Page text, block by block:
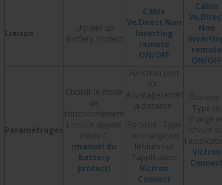
Liaison
Utiliser un
Battery Protect
Câble
Ve.Direct Non
Inverting
remote
ON/OFF
Câble
Non
remote
ON/OFF
Paramétrages
Choisir le mode
de
fonctionnement
Lithium appelé
mode C
(manuel du
battery
protect)
Fonction port
RX :
Allumage/Arrêt
à distance
Batterie : Type
de charge en
lithium sur
l'application
Victron
Connect
Batterie
Type de
charge
lithium
Victron